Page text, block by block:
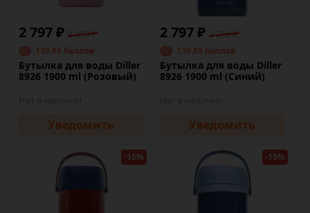
2 797 ₽ 3 290 ₽
139.85 баллов
Бутылка для воды Diller
8926 1900 ml (Розовый)
Уведомить
2 797 ₽ 3 290 ₽
139.85 баллов
Бутылка для воды Diller
8926 1900 ml (Синий)
Уведомить
-15% -15%